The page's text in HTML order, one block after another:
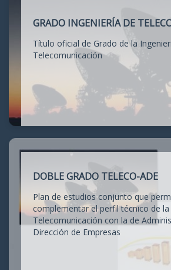
GRADO INGENIERÍA DE
Título oficial de Grado de la
Telecomunicación
DOBLE GRADO TELECO-ADE
Plan de estudios conjunto que
complementar el perfil técnico de la
Telecomunicación con la de
Dirección de Empresas